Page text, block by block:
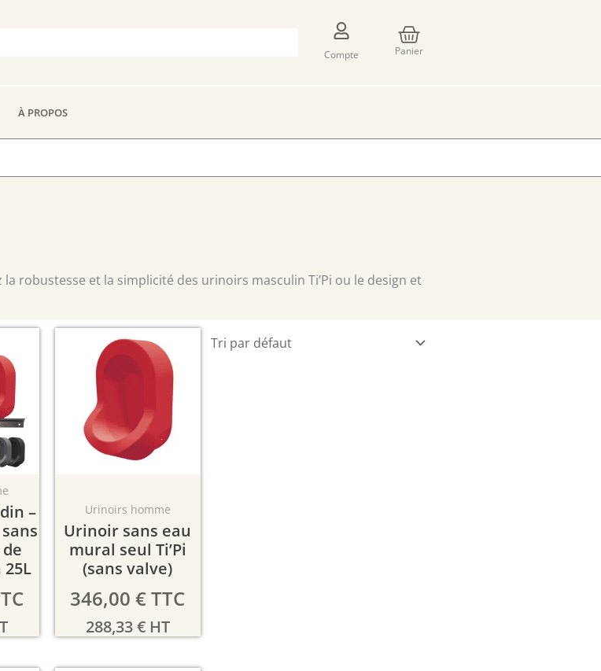
Compte
Panier
Panier
À PROPOS
robustesse et la simplicité des urinoirs masculin Ti’Pi ou le design et
–
Urinoirs homme
Urinoir sans eau
mural seul Ti’Pi
(sans valve)
346,00€TTC
288,33€HT